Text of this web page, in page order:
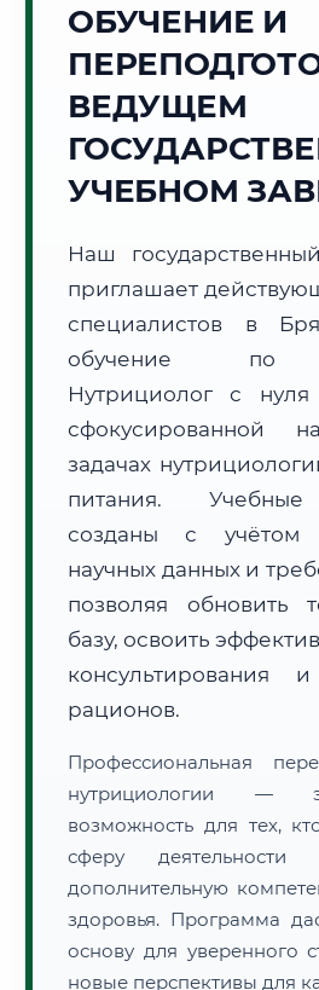
2026 г.
Погода в г. Брянск: ☀️
🌅 Восход: 05:07
📍 Региональная справка
Почтовые индексы:
Часовой пояс:
Формат учебы:
🗺️ Зона обслуживания: г. Брянск
• Маршрут транзита:~3 107 км
• Экспресс-доставка СДЭК / Почтой:4–6
📜 Документы и аккредитация
🔍Нажмите на документ для
ОБУЧЕНИЕ И
ВЕДУЩЕМ
УЧЕБНОМ
Наш
приглашает
специалистов в
обучение по
Нутрициолог с нуля
сфокусированной
задачах
питания.
созданы с учётом
научных данных и
позволяя обновить
базу, освоить
консультирования
рационов.
Профессиональная
нутрициологии —
возможность для тех,
сферу деятельности
дополнительную
здоровья. Программа
основу для уверенного
новые перспективы для